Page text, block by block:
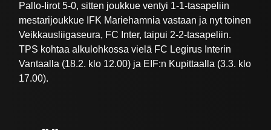
Pallo-Iirot 5-0, sitten joukkue ventyi 1-1-tasapeliin
mestarijoukkue IFK Mariehamnia vastaan ja nyt toinen
Veikkausliigaseura, FC Inter, taipui 2-2-tasapeliin.
TPS kohtaa alkulohkossa vielä FC Legirus Interin
Vantaalla (18.2. klo 12.00) ja EIF:n Kupittaalla (3.3. klo
17.00).